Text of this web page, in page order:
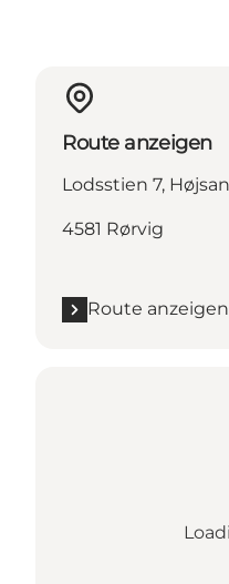
Route anzeigen
Lodsstien 7,
4581 Rørvig
Route anzeigen